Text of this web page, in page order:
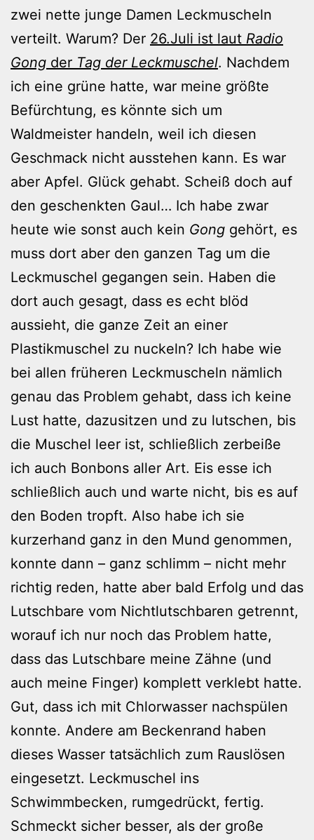
zwei nette junge Damen Leckmuscheln
verteilt. Warum? Der 26.Juli ist laut Radio
Gong der Tag der Leckmuschel. Nachdem
ich eine grüne hatte, war meine größte
Befürchtung, es könnte sich um
Waldmeister handeln, weil ich diesen
Geschmack nicht ausstehen kann. Es war
aber Apfel. Glück gehabt. Scheiß doch auf
den geschenkten Gaul… Ich habe zwar
heute wie sonst auch kein Gong gehört, es
muss dort aber den ganzen Tag um die
Leckmuschel gegangen sein. Haben die
dort auch gesagt, dass es echt blöd
aussieht, die ganze Zeit an einer
Plastikmuschel zu nuckeln? Ich habe wie
bei allen früheren Leckmuscheln nämlich
genau das Problem gehabt, dass ich keine
Lust hatte, dazusitzen und zu lutschen, bis
die Muschel leer ist, schließlich zerbeiße
ich auch Bonbons aller Art. Eis esse ich
schließlich auch und warte nicht, bis es auf
den Boden tropft. Also habe ich sie
kurzerhand ganz in den Mund genommen,
konnte dann – ganz schlimm – nicht mehr
richtig reden, hatte aber bald Erfolg und das
Lutschbare vom Nichtlutschbaren getrennt,
worauf ich nur noch das Problem hatte,
dass das Lutschbare meine Zähne (und
auch meine Finger) komplett verklebt hatte.
Gut, dass ich mit Chlorwasser nachspülen
konnte. Andere am Beckenrand haben
dieses Wasser tatsächlich zum Rauslösen
eingesetzt. Leckmuschel ins
Schwimmbecken, rumgedrückt, fertig.
Schmeckt sicher besser, als der große